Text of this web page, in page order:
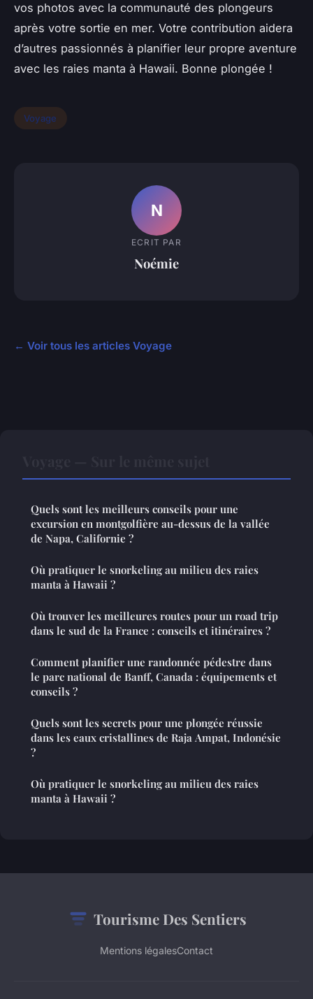
vos photos avec la communauté des plongeurs
après votre sortie en mer. Votre contribution aidera
d’autres passionnés à planifier leur propre aventure
avec les raies manta à Hawaii. Bonne plongée !
Voyage
N
ECRIT PAR
Noémie
← Voir tous les articles Voyage
Quels sont les meilleurs conseils pour une
excursion en montgolfière au-dessus de la vallée
de Napa, Californie ?
Où pratiquer le snorkeling au milieu des raies
manta à Hawaii ?
Où trouver les meilleures routes pour un road trip
dans le sud de la France : conseils et itinéraires ?
Comment planifier une randonnée pédestre dans
le parc national de Banff, Canada : équipements et
conseils ?
Quels sont les secrets pour une plongée réussie
dans les eaux cristallines de Raja Ampat, Indonésie
?
Où pratiquer le snorkeling au milieu des raies
manta à Hawaii ?
Tourisme Des Sentiers
Mentions légalesContact